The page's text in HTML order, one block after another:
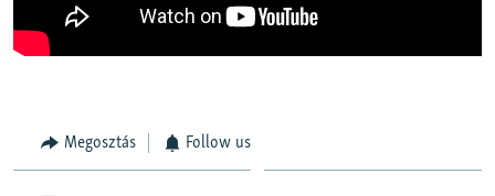
Megosztás Follow us